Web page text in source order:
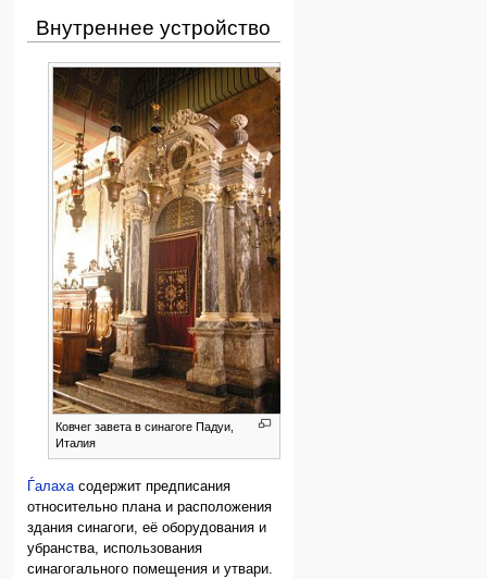
Внутреннее устройство
Ковчег завета в синагоге Падуи,
Италия
Ѓалахасодержит предписания
относительно плана и расположения
здания синагоги, её оборудования и
убранства, использования
синагогального помещения и утвари.